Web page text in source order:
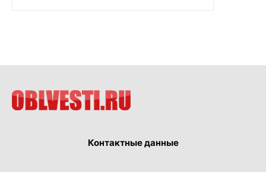
Контактные данные